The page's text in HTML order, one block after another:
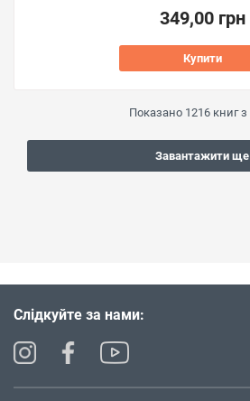
349,00 грн
Купити
Показано 1216 книг з
Завантажити ще
Слідкуйте за нами: